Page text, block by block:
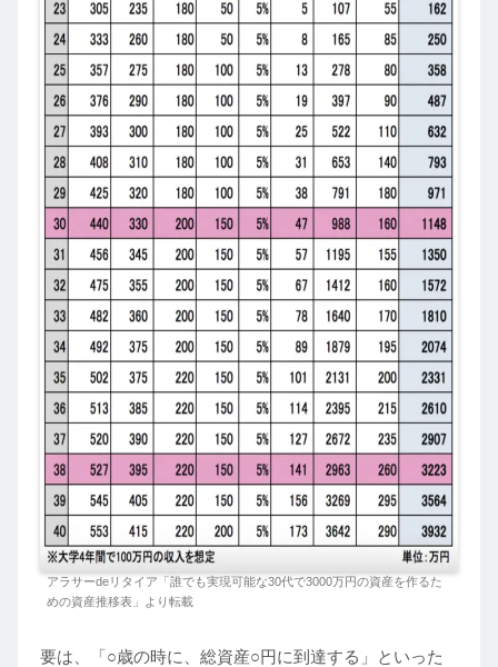
アラサーdeリタイア「誰でも実現可能な30代で3000万円の資産を作るた
めの資産推移表」より転載
要は、「○歳の時に、総資産○円に到達する」といった